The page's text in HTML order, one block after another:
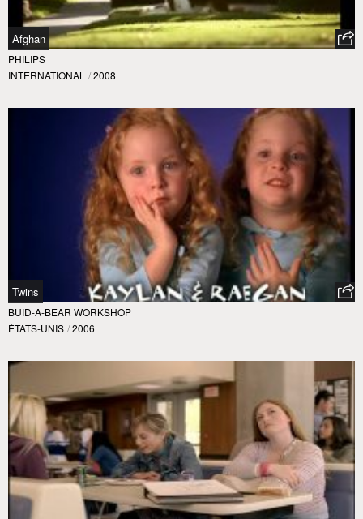
Afghan
PHILIPS
INTERNATIONAL / 2008
Twins
BUID-A-BEAR WORKSHOP
ÉTATS-UNIS / 2006